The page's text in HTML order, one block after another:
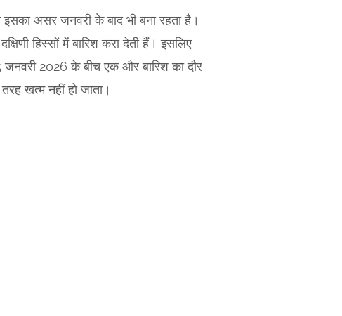
असर जनवरी के बाद भी बना रहता है।
हिस्सों में बारिश करा देती हैं। इसलिए
जनवरी 2026 के बीच एक और बारिश का दौर
खत्म नहीं हो जाता।